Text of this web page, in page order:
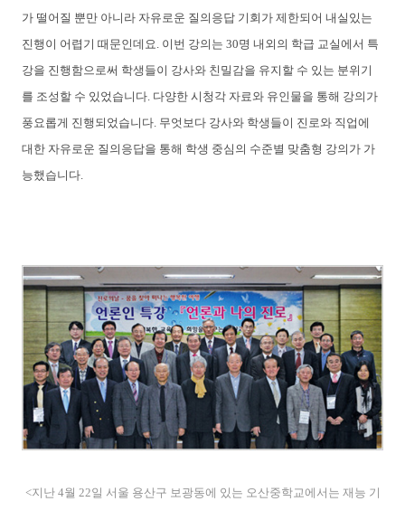
가 떨어질 뿐만 아니라 자유로운 질의응답 기회가 제한되어 내실있는
진행이 어렵기 때문인데요. 이번 강의는 30명 내외의 학급 교실에서 특
강을 진행함으로써 학생들이 강사와 친밀감을 유지할 수 있는 분위기
를 조성할 수 있었습니다. 다양한 시청각 자료와 유인물을 통해 강의가
풍요롭게 진행되었습니다. 무엇보다 강사와 학생들이 진로와 직업에
대한 자유로운 질의응답을 통해 학생 중심의 수준별 맞춤형 강의가 가
능했습니다.
<지난 4월 22일 서울 용산구 보광동에 있는 오산중학교에서는 재능 기